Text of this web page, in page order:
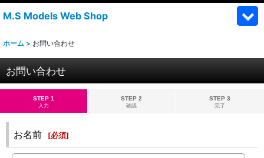
M.S Models Web Shop
ホーム > お問い合わせ
お問い合わせ
STEP 1
入力
STEP 2
確認
STEP 3
完了
お名前 [必須]